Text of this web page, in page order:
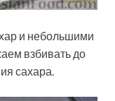
и небольшими
взбивать до
сахара.